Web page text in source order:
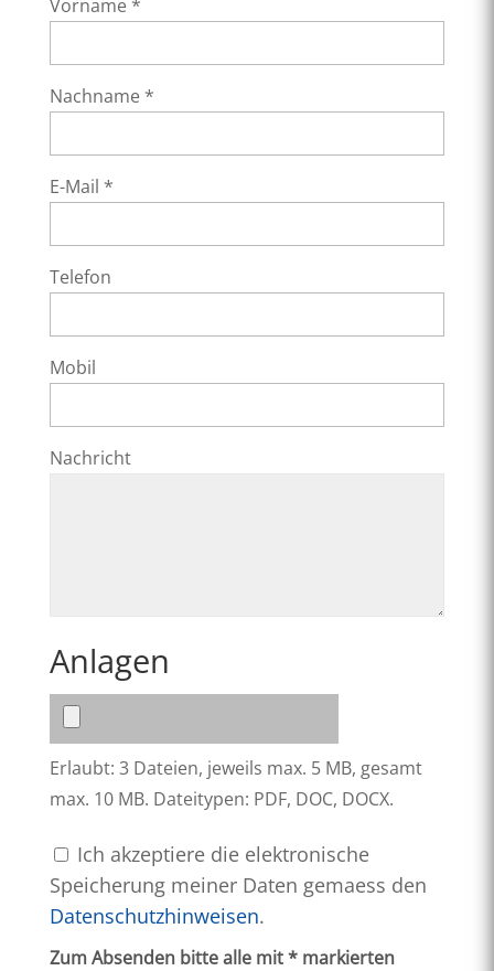
Vorname *
Nachname *
E-Mail *
Telefon
Mobil
Nachricht
Anlagen
Erlaubt: 3 Dateien, jeweils max. 5 MB, gesamt
max. 10 MB. Dateitypen: PDF, DOC, DOCX.
Ich akzeptiere die elektronische
Speicherung meiner Daten gemaess den
Datenschutzhinweisen.
Zum Absenden bitte alle mit * markierten